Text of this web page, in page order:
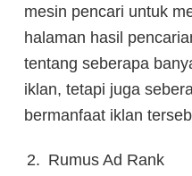
mesin pencari untuk
halaman hasil
tentang seberapa
iklan, tetapi juga
bermanfaat iklan
Rumus Ad Rank